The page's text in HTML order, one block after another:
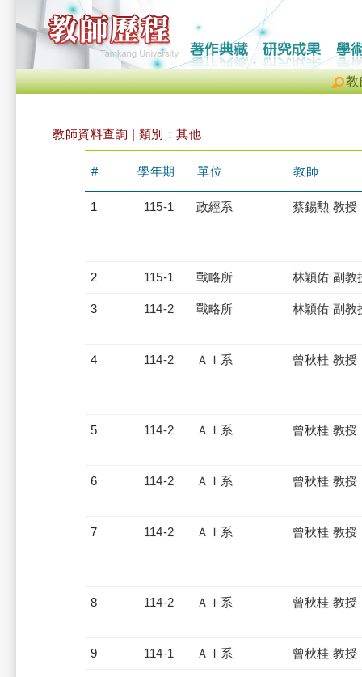
教
教師資料查詢 | 類別：其他
# 學年期 單位 教師
1 115-1 政經系 蔡錫勲 教授
2 115-1 戰略所 林穎佑 副教
3 114-2 戰略所 林穎佑 副教
4 114-2 ＡＩ系 曾秋桂 教授
5 114-2 ＡＩ系 曾秋桂 教授
6 114-2 ＡＩ系 曾秋桂 教授
7 114-2 ＡＩ系 曾秋桂 教授
8 114-2 ＡＩ系 曾秋桂 教授
9 114-1 ＡＩ系 曾秋桂 教授